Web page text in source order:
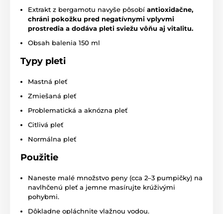
Extrakt z bergamotu navyše pôsobí antioxidačne,
chráni pokožku pred negatívnymi vplyvmi
prostredia a dodáva pleti sviežu vôňu aj vitalitu.
Obsah balenia 150 ml
Typy pleti
Mastná pleť
Zmiešaná pleť
Problematická a aknózna pleť
Citlivá pleť
Normálna pleť
Použitie
Naneste malé množstvo peny (cca 2–3 pumpičky) na
navlhčenú pleť a jemne masírujte krúživými
pohybmi.
Dôkladne opláchnite vlažnou vodou.